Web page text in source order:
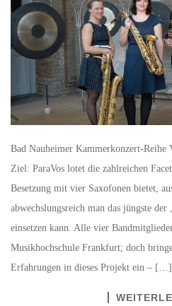
Bad Nauheimer Kammerkonzert-
Ziel: ParaVos lotet die zahlreichen
Besetzung mit vier Saxofonen bietet,
abwechslungsreich man das jüngste
einsetzen kann. Alle vier
Musikhochschule Frankfurt; doch
Erfahrungen in dieses Projekt ein – […]